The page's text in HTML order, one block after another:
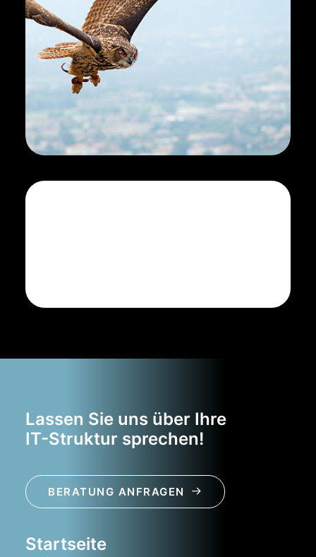
Startseite
Lassen Sie uns über Ihre
IT-Struktur sprechen!
BERATUNG ANFRAGEN